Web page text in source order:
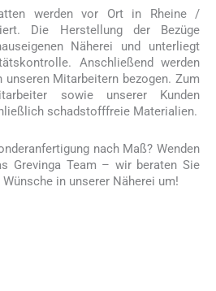
werden vor Ort in Rheine /
Die Herstellung der Bezüge
Näherei und unterliegt
Anschließend werden
unseren Mitarbeitern bezogen. Zum
sowie unserer Kunden
schadstofffreie Materialien.
nach Maß? Wenden
Grevinga Team – wir beraten Sie
in unserer Näherei um!